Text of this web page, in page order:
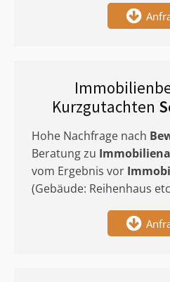
Kurzgutachten
Hohe Nachfrage nach
Beratung zu
vom Ergebnis vor
(Gebäude: Reihenhaus